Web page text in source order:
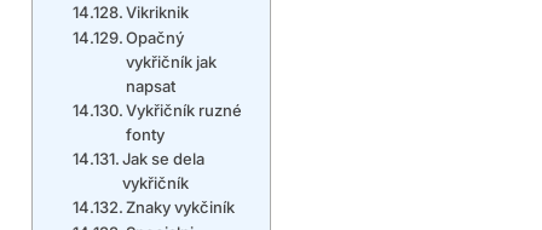
Vikriknik
Opačný
vykřičník jak
napsat
Vykřičník ruzné
fonty
Jak se dela
vykřičník
Znaky vykčiník